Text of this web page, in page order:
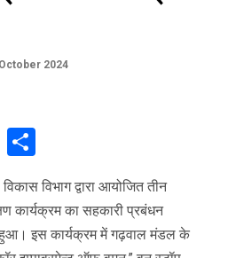
2024
Copy
विभाग द्वारा आयोजित तीन
कार्यक्रम का सहकारी प्रबंधन
इस कार्यक्रम में गढ़वाल मंडल के